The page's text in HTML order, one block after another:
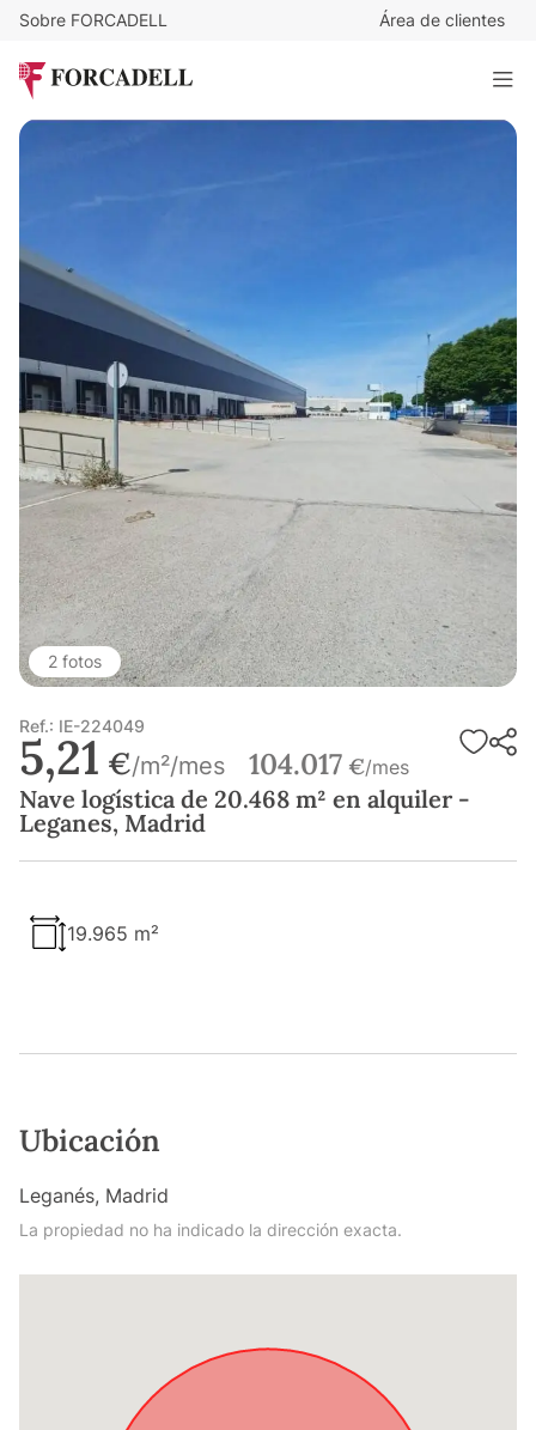
Sobre FORCADELL Área de clientes
Nave logística de 20.468 m² en alquiler - Leganes, Madrid
19.965 m²
2 fotos
Ref.: IE-224049
5,21 €/m²/mes 104.017 €/mes
Nave logística de 20.468 m² en alquiler -
Leganes, Madrid
19.965 m²
Ubicación
Leganés, Madrid
La propiedad no ha indicado la dirección exacta.